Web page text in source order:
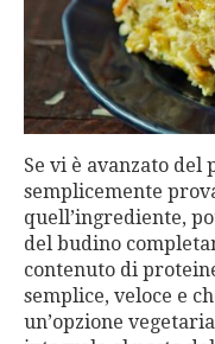
Se vi è avanzato
semplicemente
quell’ingrediente,
del budino
contenuto di
semplice, veloce e
un’opzione